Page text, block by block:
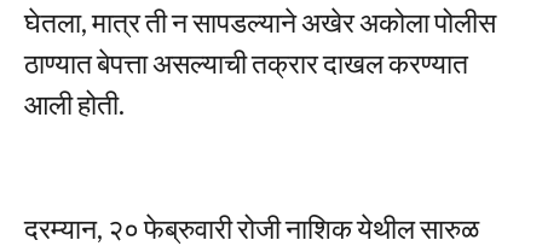
घेतला, मात्र ती न सापडल्याने अखेर अकोला पोलीस
ठाण्यात बेपत्ता असल्याची तक्रार दाखल करण्यात
आली होती.
दरम्यान, २० फेब्रुवारी रोजी नाशिक येथील सारुळ